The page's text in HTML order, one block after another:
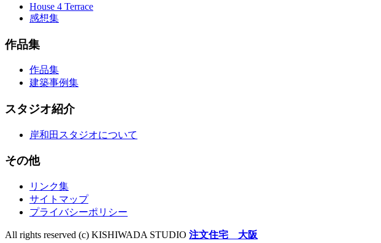
House 4 Terrace
感想集
作品集
作品集
建築事例集
スタジオ紹介
岸和田スタジオについて
その他
リンク集
サイトマップ
プライバシーポリシー
All rights reserved (c) KISHIWADA STUDIO 注文住宅 大阪